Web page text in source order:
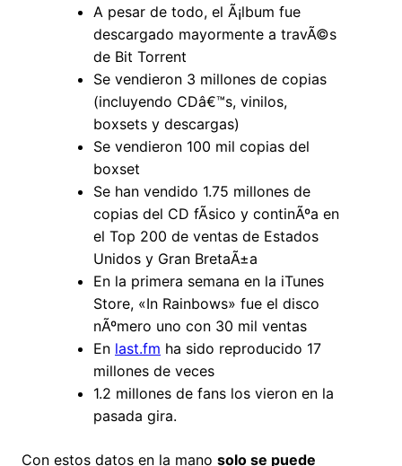
A pesar de todo, el Ã¡lbum fue
descargado mayormente a travÃ©s
de Bit Torrent
Se vendieron 3 millones de copias
(incluyendo CDâ€™s, vinilos,
boxsets y descargas)
Se vendieron 100 mil copias del
boxset
Se han vendido 1.75 millones de
copias del CD fÃ­sico y continÃºa en
el Top 200 de ventas de Estados
Unidos y Gran BretaÃ±a
En la primera semana en la iTunes
Store, «In Rainbows» fue el disco
nÃºmero uno con 30 mil ventas
En last.fm ha sido reproducido 17
millones de veces
1.2 millones de fans los vieron en la
pasada gira.
Con estos datos en la mano solo se puede